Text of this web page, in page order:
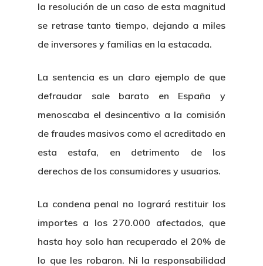
la resolución de un caso de esta magnitud
se retrase tanto tiempo, dejando a miles
de inversores y familias en la estacada.
La sentencia es un claro ejemplo de que
defraudar sale barato en España y
menoscaba el desincentivo a la comisión
de fraudes masivos como el acreditado en
esta estafa, en detrimento de los
derechos de los consumidores y usuarios.
La condena penal no logrará restituir los
importes a los 270.000 afectados, que
hasta hoy solo han recuperado el 20% de
lo que les robaron. Ni la responsabilidad